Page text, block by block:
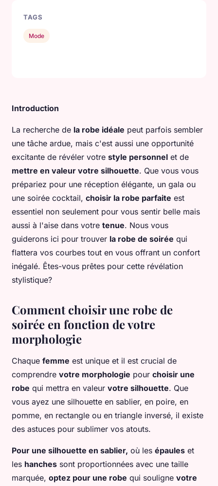
Introduction
La recherche de la robe idéale peut parfois sembler
une tâche ardue, mais c'est aussi une opportunité
excitante de révéler votre style personnel et de
mettre en valeur votre silhouette. Que vous vous
prépariez pour une réception élégante, un gala ou
une soirée cocktail, choisir la robe parfaite est
essentiel non seulement pour vous sentir belle mais
aussi à l'aise dans votre tenue. Nous vous
guiderons ici pour trouver la robe de soirée qui
flattera vos courbes tout en vous offrant un confort
inégalé. Êtes-vous prêtes pour cette révélation
stylistique?
Comment choisir une robe de
soirée en fonction de votre
morphologie
Chaque femme est unique et il est crucial de
comprendre votre morphologie pour choisir une
robe qui mettra en valeur votre silhouette. Que
vous ayez une silhouette en sablier, en poire, en
pomme, en rectangle ou en triangle inversé, il existe
des astuces pour sublimer vos atouts.
Pour une silhouette en sablier, où les épaules et
les hanches sont proportionnées avec une taille
marquée, optez pour une robe qui souligne votre
TAGS
Mode